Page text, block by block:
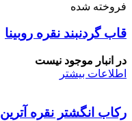
فروخته شده
قاب گردنبند نقره روبینا
در انبار موجود نیست
اطلاعات بیشتر
رکاب انگشتر نقره آترین